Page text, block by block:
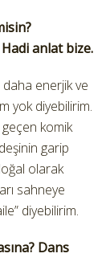
Hadi anlat bize.
enerjik ve
yok diyebilirim.
komik
garip
olarak
sahneye
diyebilirim.
Dans